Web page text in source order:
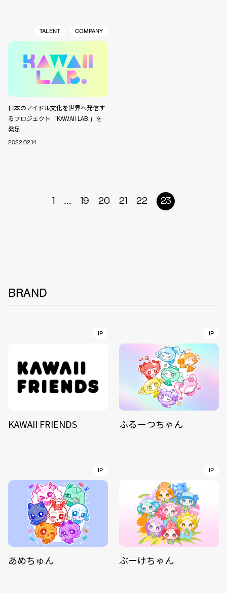
TALENT COMPANY
日本のアイドル文化を世界へ発信す
るプロジェクト「KAWAII LAB.」を
発足
2022.02.14
1 ... 19 20 21 22 23
BRAND
IP
KAWAII FRIENDS
IP
ふるーつちゃん
IP
あめちゅん
IP
ぶーけちゃん